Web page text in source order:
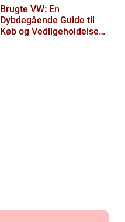
Brugte VW: En
Dybdegående Guide til
Køb og Vedligeholdelse